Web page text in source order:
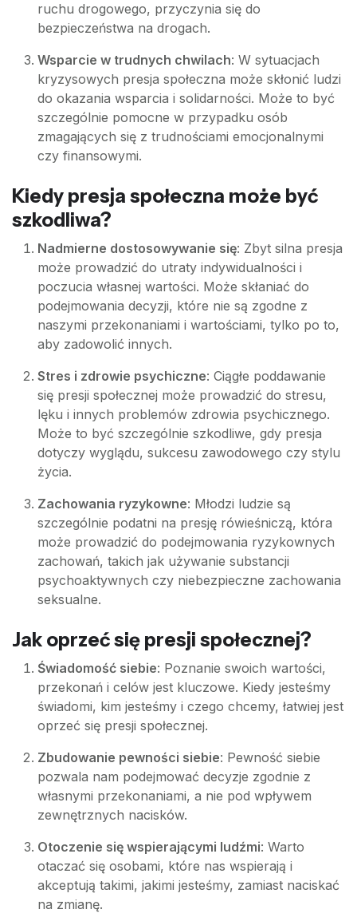
ruchu drogowego, przyczynia się do
bezpieczeństwa na drogach.
Wsparcie w trudnych chwilach: W sytuacjach
kryzysowych presja społeczna może skłonić ludzi
do okazania wsparcia i solidarności. Może to być
szczególnie pomocne w przypadku osób
zmagających się z trudnościami emocjonalnymi
czy finansowymi.
Kiedy presja społeczna może być
szkodliwa?
Nadmierne dostosowywanie się: Zbyt silna presja
może prowadzić do utraty indywidualności i
poczucia własnej wartości. Może skłaniać do
podejmowania decyzji, które nie są zgodne z
naszymi przekonaniami i wartościami, tylko po to,
aby zadowolić innych.
Stres i zdrowie psychiczne: Ciągłe poddawanie
się presji społecznej może prowadzić do stresu,
lęku i innych problemów zdrowia psychicznego.
Może to być szczególnie szkodliwe, gdy presja
dotyczy wyglądu, sukcesu zawodowego czy stylu
życia.
Zachowania ryzykowne: Młodzi ludzie są
szczególnie podatni na presję rówieśniczą, która
może prowadzić do podejmowania ryzykownych
zachowań, takich jak używanie substancji
psychoaktywnych czy niebezpieczne zachowania
seksualne.
Jak oprzeć się presji społecznej?
Świadomość siebie: Poznanie swoich wartości,
przekonań i celów jest kluczowe. Kiedy jesteśmy
świadomi, kim jesteśmy i czego chcemy, łatwiej jest
oprzeć się presji społecznej.
Zbudowanie pewności siebie: Pewność siebie
pozwala nam podejmować decyzje zgodnie z
własnymi przekonaniami, a nie pod wpływem
zewnętrznych nacisków.
Otoczenie się wspierającymi ludźmi: Warto
otaczać się osobami, które nas wspierają i
akceptują takimi, jakimi jesteśmy, zamiast naciskać
na zmianę.